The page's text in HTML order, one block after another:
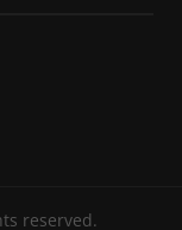
reserved.